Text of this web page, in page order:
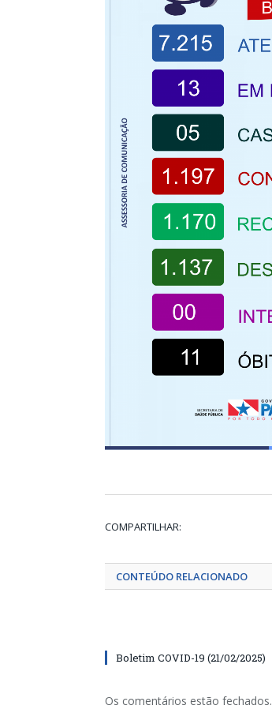
COMPARTILHAR:
CONTEÚDO RELACIONADO
Boletim COVID-19 (21/02/2025)
Os comentários estão fechados.